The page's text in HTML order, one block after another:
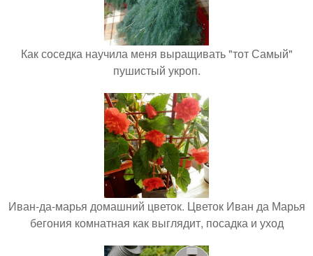
Как соседка научила меня выращивать "тот Самый"
пушистый укроп.
Иван-да-марья домашний цветок. Цветок Иван да Марья
бегония комнатная как выглядит, посадка и уход